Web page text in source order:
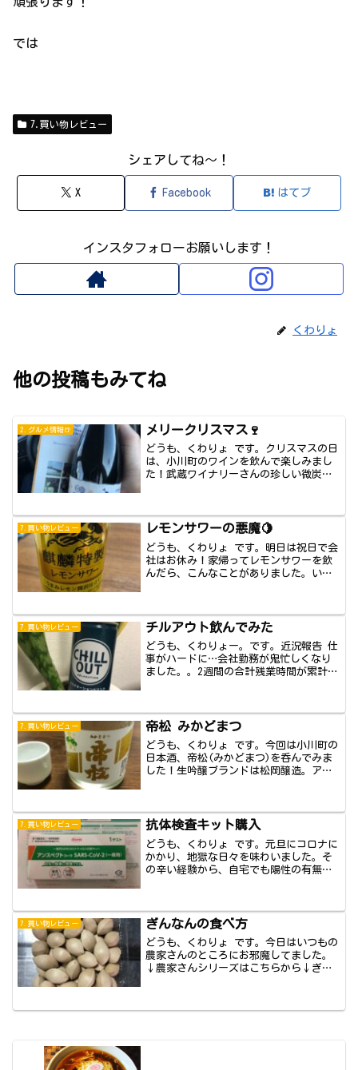
では
7.買い物レビュー
シェアしてね～！
X Facebook はてブ
インスタフォローお願いします！
くわりょ
他の投稿もみてね
2.グルメ情報🍺 メリークリスマス🍷
どうも、くわりょ です。クリスマスの日
は、小川町のワインを飲んで楽しみまし
た！武蔵ワイナリーさんの珍しい微炭酸
7.買い物レビュー レモンサワーの悪魔🍋
どうも、くわりょ です。明日は祝日で会
社はお休み！家帰ってレモンサワーを飲
んだら、こんなことがありました。いつ
7.買い物レビュー チルアウト飲んでみた
どうも、くわりょー。です。近況報告 仕
事がハードに…会社勤務が鬼忙しくなり
ました。。2週間の合計残業時間が累計2
7.買い物レビュー 帝松 みかどまつ
どうも、くわりょ です。今回は小川町の
日本酒、帝松(みかどまつ)を呑んでみま
した！生吟醸ブランドは松岡醸造。アル
7.買い物レビュー 抗体検査キット購入
どうも、くわりょ です。元旦にコロナに
かかり、地獄な日々を味わいました。そ
の辛い経験から、自宅でも陽性の有無を
7.買い物レビュー ぎんなんの食べ方
どうも、くわりょ です。今日はいつもの
農家さんのところにお邪魔してました。
↓農家さんシリーズはこちらから↓ぎん